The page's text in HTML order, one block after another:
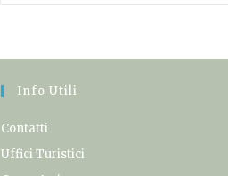
Info Utili
Contatti
Uffici Turistici